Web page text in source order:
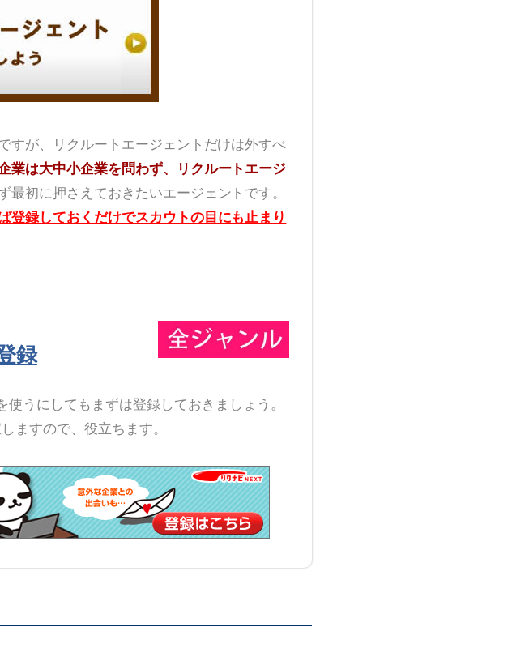
すが、リクルートエージェントだけは外すべ
業は大中小企業を問わず、リクルートエージ
最初に押さえておきたいエージェントです。
登録しておくだけでスカウトの目にも止まり
録
うにしてもまずは登録しておきましょう。
ますので、役立ちます。